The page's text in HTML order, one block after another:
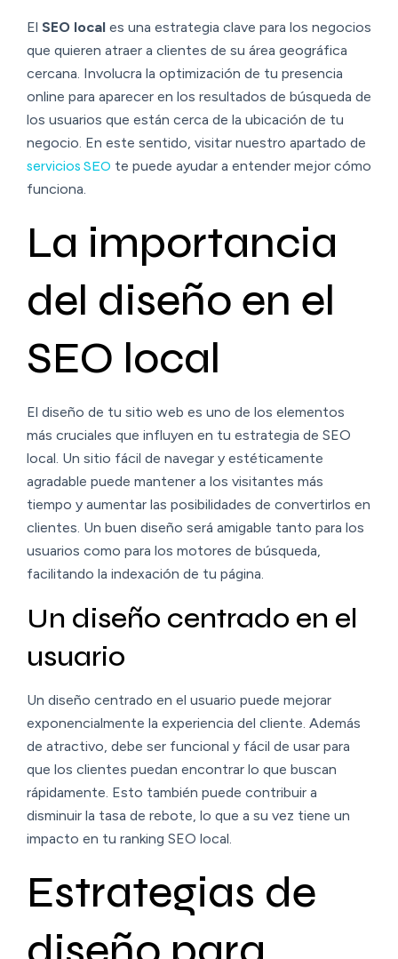
El SEO local es una estrategia clave para los negocios
que quieren atraer a clientes de su área geográfica
cercana. Involucra la optimización de tu presencia
online para aparecer en los resultados de búsqueda de
los usuarios que están cerca de la ubicación de tu
negocio. En este sentido, visitar nuestro apartado de
servicios SEO te puede ayudar a entender mejor cómo
funciona.
La importancia
del diseño en el
SEO local
El diseño de tu sitio web es uno de los elementos
más cruciales que influyen en tu estrategia de SEO
local. Un sitio fácil de navegar y estéticamente
agradable puede mantener a los visitantes más
tiempo y aumentar las posibilidades de convertirlos en
clientes. Un buen diseño será amigable tanto para los
usuarios como para los motores de búsqueda,
facilitando la indexación de tu página.
Un diseño centrado en el
usuario
Un diseño centrado en el usuario puede mejorar
exponencialmente la experiencia del cliente. Además
de atractivo, debe ser funcional y fácil de usar para
que los clientes puedan encontrar lo que buscan
rápidamente. Esto también puede contribuir a
disminuir la tasa de rebote, lo que a su vez tiene un
impacto en tu ranking SEO local.
Estrategias de